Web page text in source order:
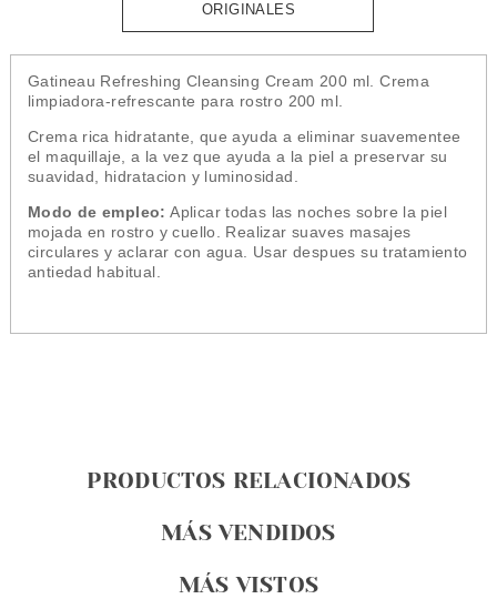
ORIGINALES
Gatineau Refreshing Cleansing Cream 200 ml. Crema
limpiadora-refrescante para rostro 200 ml.
Crema rica hidratante, que ayuda a eliminar suavementee
el maquillaje, a la vez que ayuda a la piel a preservar su
suavidad, hidratacion y luminosidad.
Modo de empleo: Aplicar todas las noches sobre la piel
mojada en rostro y cuello. Realizar suaves masajes
circulares y aclarar con agua. Usar despues su tratamiento
antiedad habitual.
PRODUCTOS RELACIONADOS
MÁS VENDIDOS
MÁS VISTOS